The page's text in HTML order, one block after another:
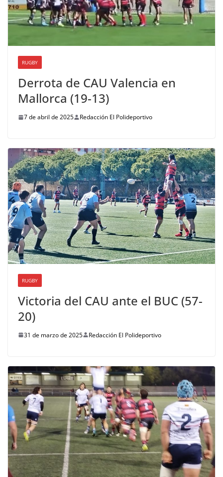
RUGBY
Derrota de CAU Valencia en
Mallorca (19-13)
7 de abril de 2025 Redacción El Polideportivo
RUGBY
Victoria del CAU ante el BUC (57-
20)
31 de marzo de 2025 Redacción El Polideportivo